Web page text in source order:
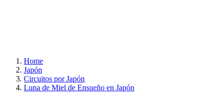
Home
Japón
Circuitos por Japón
Luna de Miel de Ensueño en Japón